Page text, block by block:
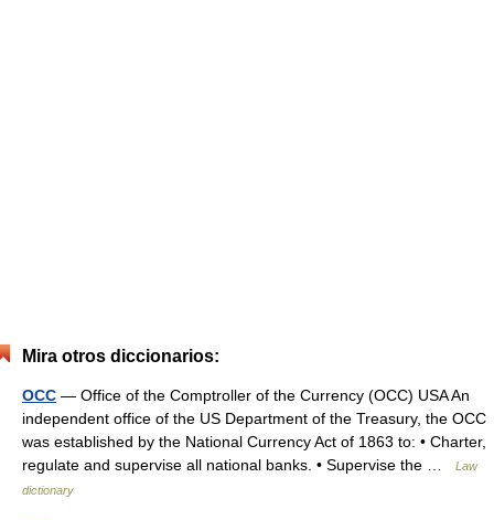
Mira otros diccionarios:
OCC — Office of the Comptroller of the Currency (OCC) USA An
independent office of the US Department of the Treasury, the OCC
was established by the National Currency Act of 1863 to: • Charter,
regulate and supervise all national banks. • Supervise the …
Law
dictionary